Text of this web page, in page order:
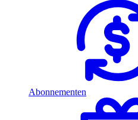
Abonnementen